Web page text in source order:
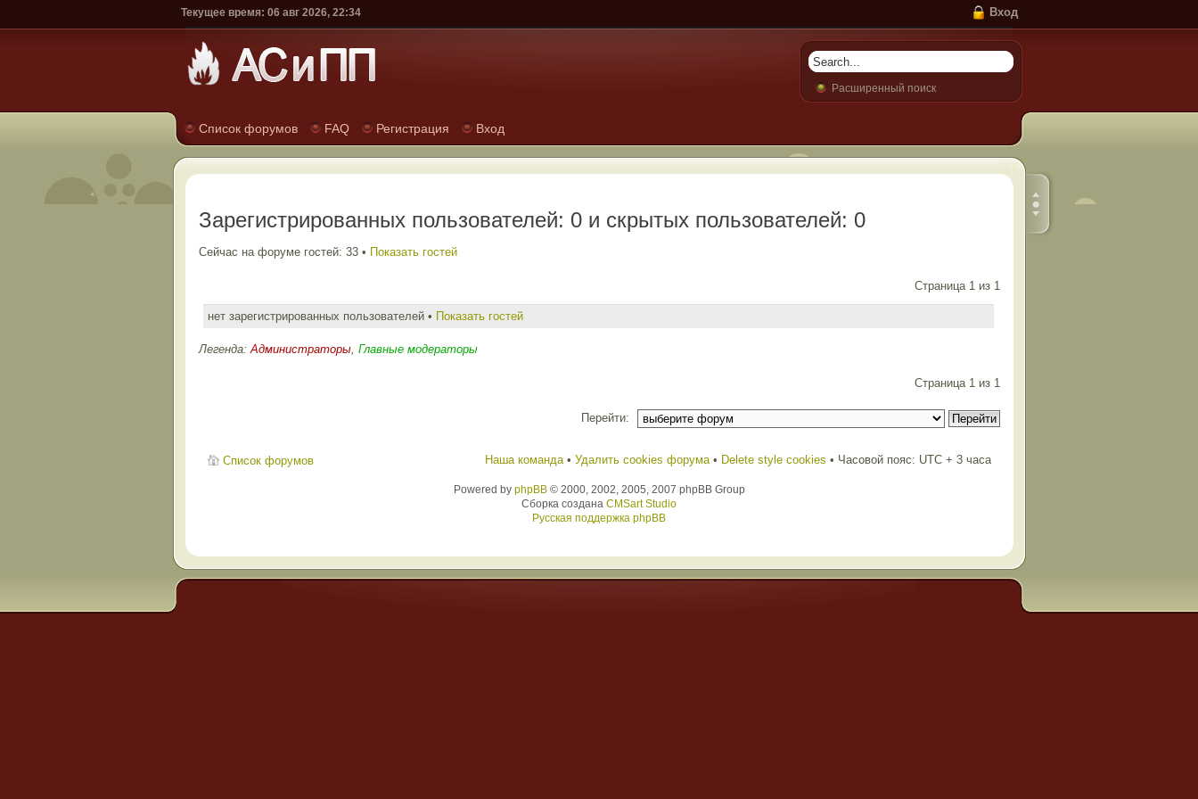
Текущее время: 06 авг 2026, 22:34 Вход
Расширенный поиск
Список форумов FAQ Регистрация Вход
Зарегистрированных пользователей: 0 и скрытых пользователей: 0
Сейчас на форуме гостей: 33 • Показать гостей
Страница 1из 1
нет зарегистрированных пользователей • Показать гостей
Легенда:Администраторы, Главные модераторы
Страница 1из 1
Перейти:
Список форумов Наша команда• Удалить cookies форума• Delete style cookies • Часовой пояс: UTC + 3 часа
Powered by phpBB© 2000, 2002, 2005, 2007 phpBB Group
Сборка создана CMSart Studio
Русская поддержка phpBB